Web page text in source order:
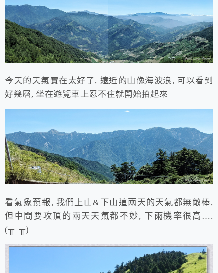
今天的天氣實在太好了, 遠近的山像海波浪, 可以看到
好幾層, 坐在遊覽車上忍不住就開始拍起來
看氣象預報, 我們上山&下山這兩天的天氣都無敵棒,
但中間要攻頂的兩天天氣都不妙, 下雨機率很高….
(╥_╥)